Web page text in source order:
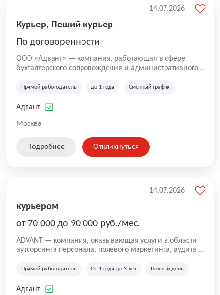
Курьер, Пеший курьер
По договоренности
ООО «Адвант» — компания, работающая в сфере
бухгалтерского сопровождения и административного
зарегистрирована в Санкт-Петербурге и
лиц и коммерческих организаций.
Прямой работодатель до 1 года Сменный график
Адвант
Москва
14.07.2026
Подробнее Откликнуться
курьером
от 70 000 до 90 000 руб./мес.
ADVANT — компания, оказывающая услуги в области
аутсорсинга персонала, полевого маркетинга, аудита и
региональных клиентов. Мы работаем на рынке с
Казахстана и Беларуси, сотрудничая с компаниями из
Прямой работодатель От 1 года до 3 лет Полный день
Адвант
14.07.2026